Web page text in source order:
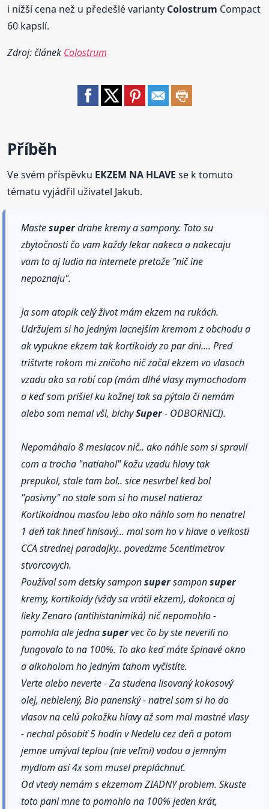
i nižší cena než u předešlé varianty Colostrum Compact
60 kapslí.
Zdroj: článek Colostrum
Příběh
Ve svém příspěvku EKZEM NA HLAVE se k tomuto
tématu vyjádřil uživatel Jakub.
Mastesuperdrahe kremy a sampony. Toto su
zbytočnosti čo vam každy lekar nakeca a nakecaju
vam to aj ludia na internete pretože "nič ine
nepoznaju".
Ja som atopik celý život mám ekzem na rukách.
Udržujem si ho jedným lacnejším kremom z obchodu a
ak vypukne ekzem tak kortikoidy zo par dni.... Pred
trištvrte rokom mi zničoho nič začal ekzem vo vlasoch
vzadu ako sa robí cop (mám dlhé vlasy mymochodom
a keď som prišiel ku kožnej tak sa pýtala či nemám
alebo som nemal vši, blchySuper- ODBORNICI).
Nepomáhalo 8 mesiacov nič.. ako náhle som si spravil
com a trocha "natiahol" kožu vzadu hlavy tak
prepukol, stale tam bol.. sice nesvrbel ked bol
"pasivny" no stale som si ho musel natieraz
Kortikoidnou masťou lebo ako náhlo som ho nenatrel
1 deň tak hneď hnisavý... mal som ho v hlave o velkosti
CCA strednej paradajky.. povedzme 5centimetrov
stvorcovych.
Používal som detsky samponsupersamponsuper
kremy, kortikoidy (vždy sa vrátil ekzem), dokonca aj
lieky Zenaro (antihistanimiká) nič nepomohlo -
pomohla ale jednasupervec čo by ste neverili no
fungovalo to na 100%. To ako keď máte špinavé okno
a alkoholom ho jedným ťahom vyčistíte.
Verte alebo neverte - Za studena lisovaný kokosový
olej, nebielený, Bio panenský - natrel som si ho do
vlasov na celú pokožku hlavy až som mal mastné vlasy
- nechal pôsobiť 5 hodín v Nedelu cez deň a potom
jemne umýval teplou (nie veľmi) vodou a jemným
mydlom asi 4x som musel prepláchnuť.
Od vtedy nemám s ekzemom ZIADNY problem. Skuste
toto pani mne to pomohlo na 100% jeden krát,